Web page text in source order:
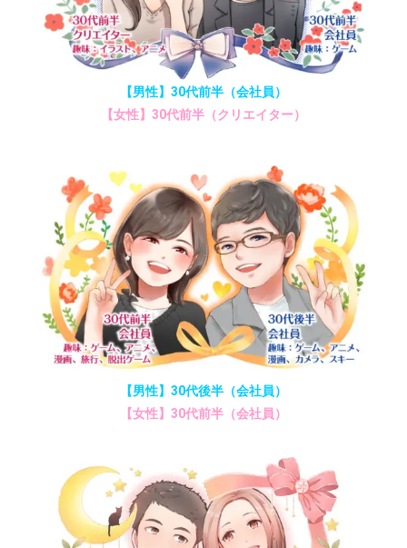
【男性】30代前半（会社員）
【女性】30代前半（クリエイター）
【男性】30代後半（会社員）
【女性】30代前半（会社員）